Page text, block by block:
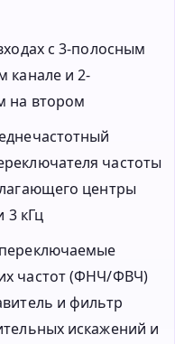
с 3-полосным
канале и 2-
на втором
частоты
центры
3 кГц
частот (ФНЧ/ФВЧ)
и фильтр
искажений и